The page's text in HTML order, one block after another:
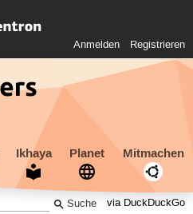
Anmelden Registrieren
Ikhaya Planet Mitmachen
via DuckDuckGo